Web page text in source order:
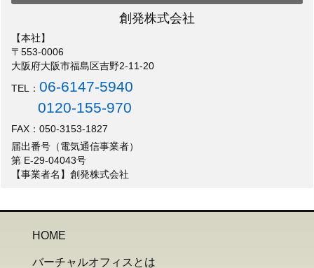
創発株式会社
【本社】
〒553-0006
大阪府大阪市福島区吉野2-11-20
TEL：06-6147-5940
0120-155-970
FAX：050-3153-1827
届出番号（電気通信事業者）
第 E-29-04043号
【事業者名】創発株式会社
HOME
バーチャルオフィスとは